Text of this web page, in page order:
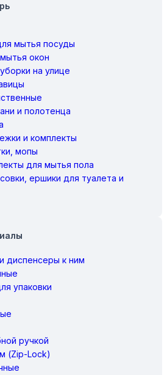
мытья посуды
окон
на улице
и полотенца
и комплекты
мопы
для мытья пола
ершики для туалета и
диспенсеры к ним
упаковки
ручкой
(Zip-Lock)